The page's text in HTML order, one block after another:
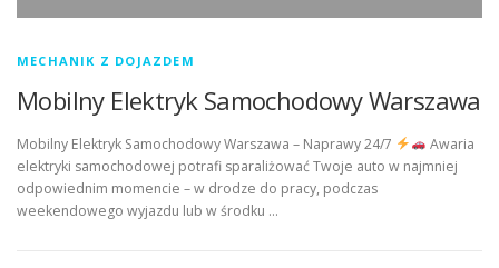
MECHANIK Z DOJAZDEM
Mobilny Elektryk Samochodowy Warszawa
Mobilny Elektryk Samochodowy Warszawa – Naprawy 24/7
Awaria
elektryki samochodowej potrafi sparaliżować Twoje auto w najmniej
odpowiednim momencie – w drodze do pracy, podczas
weekendowego wyjazdu lub w środku …